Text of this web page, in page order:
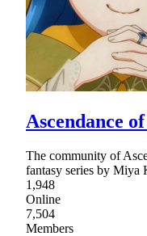
Ascendance
The community of
fantasy series by Miya
1,948
Online
7,504
Members